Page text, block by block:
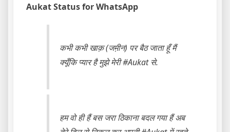
Aukat Status for WhatsApp
कभी कभी खाक़ (जम़ीन) पर बैठ जाता हूँ मैं
क्यूँकि प्यार है मुझे मेरी #Aukat से.
हम वो ही हैं बस जरा ठिकाना बदल गया हैं अब